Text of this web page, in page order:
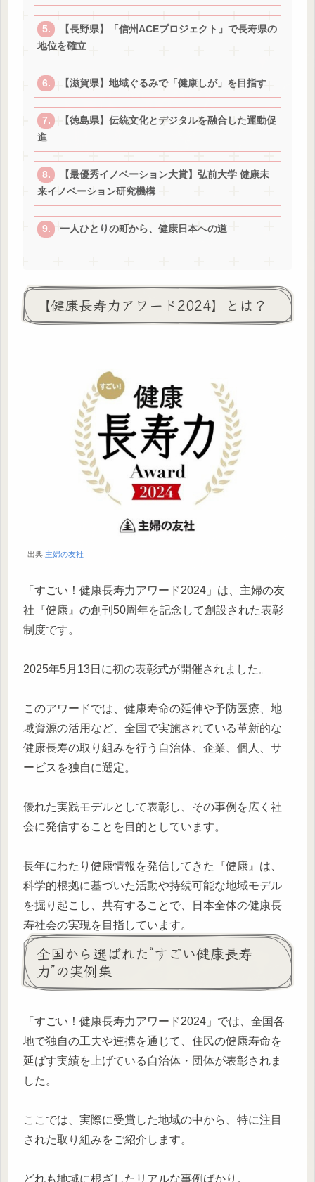
【長野県】「信州ACEプロジェクト」で長寿県の
地位を確立
【滋賀県】地域ぐるみで「健康しが」を目指す
【徳島県】伝統文化とデジタルを融合した運動促
進
【最優秀イノベーション大賞】弘前大学 健康未
来イノベーション研究機構
一人ひとりの町から、健康日本への道
【健康長寿力アワード2024】とは？
出典:主婦の友社
「すごい！健康長寿力アワード2024」は、主婦の友
社『健康』の創刊50周年を記念して創設された表彰
制度です。
2025年5月13日に初の表彰式が開催されました。
このアワードでは、健康寿命の延伸や予防医療、地
域資源の活用など、全国で実施されている革新的な
健康長寿の取り組みを行う自治体、企業、個人、サ
ービスを独自に選定。
優れた実践モデルとして表彰し、その事例を広く社
会に発信することを目的としています。
長年にわたり健康情報を発信してきた『健康』は、
科学的根拠に基づいた活動や持続可能な地域モデル
を掘り起こし、共有することで、日本全体の健康長
寿社会の実現を目指しています。
全国から選ばれた“すごい健康長寿
力”の実例集
「すごい！健康長寿力アワード2024」では、全国各
地で独自の工夫や連携を通じて、住民の健康寿命を
延ばす実績を上げている自治体・団体が表彰されま
した。
ここでは、実際に受賞した地域の中から、特に注目
された取り組みをご紹介します。
どれも地域に根ざしたリアルな事例ばかり。